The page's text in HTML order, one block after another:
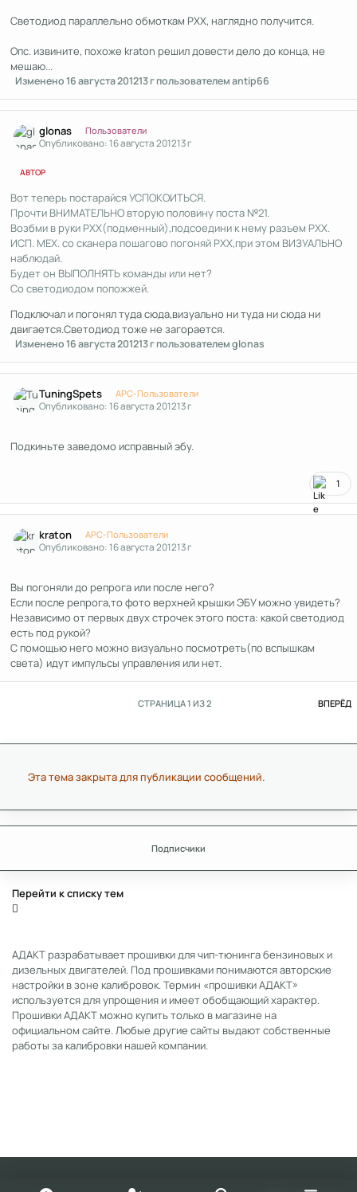
Светодиод параллельно обмоткам РХХ, наглядно получится.
Опс. извините, похоже kraton решил довести дело до конца, не
мешаю...
Изменено16 августа 201213 гпользователем antip66
glonas Пользователи
Опубликовано:16 августа 201213 г
АВТОР
Вот теперь постарайся УСПОКОИТЬСЯ.
Прочти ВНИМАТЕЛЬНО вторую половину поста №21.
Возбми в руки РХХ(подменный),подсоедини к нему разъем РХХ.
ИСП. МЕХ. со сканера пошагово погоняй РХХ,при этом ВИЗУАЛЬНО
наблюдай.
Будет он ВЫПОЛНЯТЬ команды или нет?
Со светодиодом попожжей.
Подключал и погонял туда сюда,визуально ни туда ни сюда ни
двигается.Светодиод тоже не загорается.
Изменено16 августа 201213 гпользователем glonas
TuningSpets APC-Пользователи
Опубликовано:16 августа 201213 г
Подкиньте заведомо исправный эбу.
1
kraton APC-Пользователи
Опубликовано:16 августа 201213 г
Вы погоняли до репрога или после него?
Если после репрога,то фото верхней крышки ЭБУ можно увидеть?
Независимо от первых двух строчек этого поста: какой светодиод
есть под рукой?
С помощью него можно визуально посмотреть(по вспышкам
света) идут импульсы управления или нет.
ВПЕРЁД
СТРАНИЦА 1 ИЗ 2
Эта тема закрыта для публикации сообщений.
Подписчики
Перейти к списку тем
АДАКТ разрабатывает прошивки для чип-тюнинга бензиновых и
дизельных двигателей. Под прошивками понимаются авторские
настройки в зоне калибровок. Термин «прошивки АДАКТ»
используется для упрощения и имеет обобщающий характер.
Прошивки АДАКТ можно купить только в магазине на
официальном сайте. Любые другие сайты выдают собственные
работы за калибровки нашей компании.